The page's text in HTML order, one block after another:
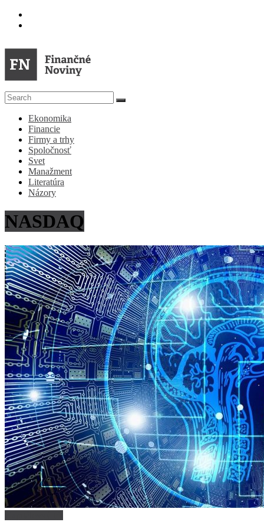
Skip
FN
Finančné
Noviny
Denník
ekonomike
spoločnosti
Ekonomika
Financie
Firmy a trhy
Spoločnosť
Svet
Manažment
Literatúra
Názory
NASDAQ